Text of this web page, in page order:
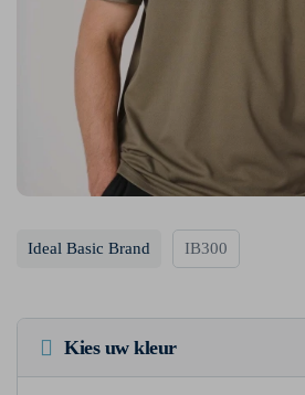
Ideal Basic Brand IB300
Kies uw kleur